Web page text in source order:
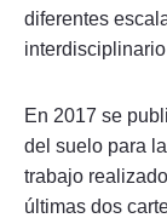
diferentes
En 2017 se
del suelo para
trabajo
últimas dos